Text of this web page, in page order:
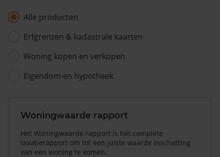
Alle producten
Erfgrenzen & kadastrale kaarten
Woning kopen en verkopen
Eigendom en hypotheek
Woningwaarde rapport
Het Woningwaarde rapport is hét complete
taxatierapport om tot een juiste waarde inschatting
van een woning te komen.